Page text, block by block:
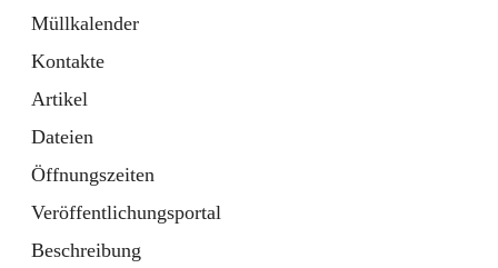
Müllkalender
Kontakte
Artikel
Dateien
Öffnungszeiten
Veröffentlichungsportal
Beschreibung
Tab
Formulare
Artikel
öffnet
in
neuem
Tab